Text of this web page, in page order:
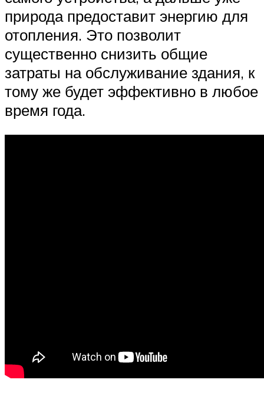
природа предоставит энергию для
отопления. Это позволит
существенно снизить общие
затраты на обслуживание здания, к
тому же будет эффективно в любое
время года.